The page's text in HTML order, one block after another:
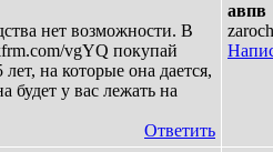
нет возможности. В
vgYQ покупай
на которые она дается,
будет у вас лежать на
Ответить
авпв